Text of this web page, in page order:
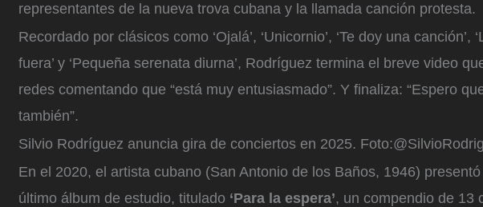
representantes de la nueva trova cubana y la llamada canción protesta.
Recordado por clásicos como ‘Ojalá’, ‘Unicornio’, ‘Te doy una canción’,
fuera’ y ‘Pequeña serenata diurna’, Rodríguez termina el breve video
redes comentando que “está muy entusiasmado”. Y finaliza: “Espero
también”.
Silvio Rodríguez anuncia gira de conciertos en 2025. Foto:
En el 2020, el artista cubano (San Antonio de los Baños, 1946)
último álbum de estudio, titulado ‘Para la espera’, un compendio de 13